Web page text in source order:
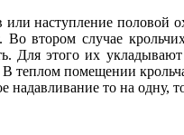
наступление половой
втором случае
Для этого их
теплом помещении
то на одну,